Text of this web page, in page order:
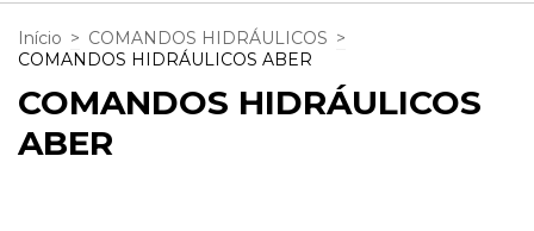
Início > COMANDOS HIDRÁULICOS >
COMANDOS HIDRÁULICOS ABER
COMANDOS HIDRÁULICOS
ABER